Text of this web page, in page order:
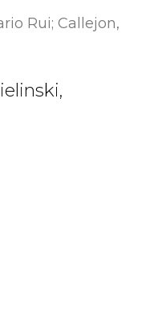
Rui; Callejon,